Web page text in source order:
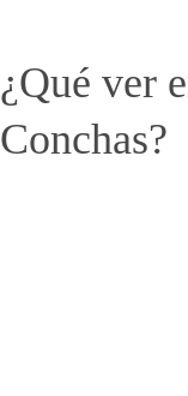
¿Qué ver
Conchas?